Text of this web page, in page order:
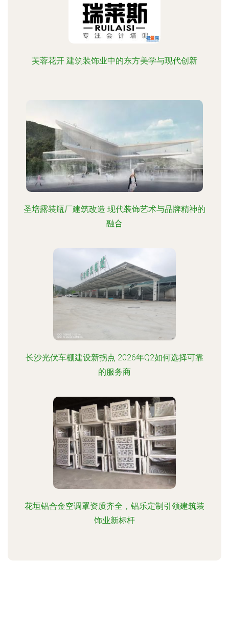
芙蓉花开 建筑装饰业中的东方美学与现代创新
圣培露装瓶厂建筑改造 现代装饰艺术与品牌精神的
融合
长沙光伏车棚建设新拐点 2026年Q2如何选择可靠
的服务商
花垣铝合金空调罩资质齐全，铝乐定制引领建筑装
饰业新标杆